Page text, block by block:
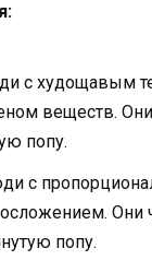
с худощавым
веществ.
попу.
с
Они
попу.